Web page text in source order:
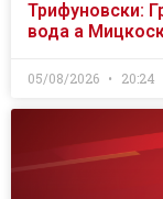
Трифуновски:
вода а
05/08/2026 20:24